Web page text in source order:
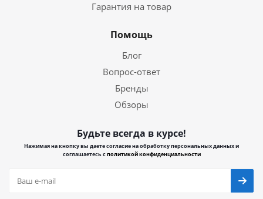
Гарантия на товар
Помощь
Блог
Вопрос-ответ
Бренды
Обзоры
Будьте всегда в курсе!
Нажимая на кнопку вы даете согласие на обработку персональных данных и
соглашаетесь сполитикой конфиденциальности